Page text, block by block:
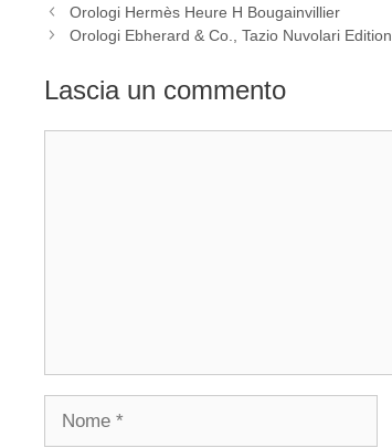
Navigazione
articolo
Orologi Hermès Heure H Bougainvillier
Orologi Ebherard & Co., Tazio Nuvolari
Lascia un commento
Nome